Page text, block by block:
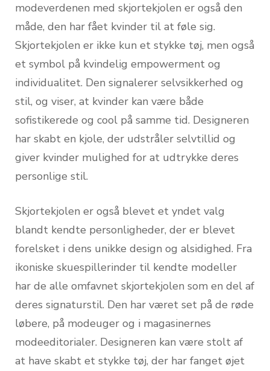
modeverdenen med skjortekjolen er også den
måde, den har fået kvinder til at føle sig.
Skjortekjolen er ikke kun et stykke tøj, men også
et symbol på kvindelig empowerment og
individualitet. Den signalerer selvsikkerhed og
stil, og viser, at kvinder kan være både
sofistikerede og cool på samme tid. Designeren
har skabt en kjole, der udstråler selvtillid og
giver kvinder mulighed for at udtrykke deres
personlige stil.
Skjortekjolen er også blevet et yndet valg
blandt kendte personligheder, der er blevet
forelsket i dens unikke design og alsidighed. Fra
ikoniske skuespillerinder til kendte modeller
har de alle omfavnet skjortekjolen som en del af
deres signaturstil. Den har været set på de røde
løbere, på modeuger og i magasinernes
modeeditorialer. Designeren kan være stolt af
at have skabt et stykke tøj, der har fanget øjet